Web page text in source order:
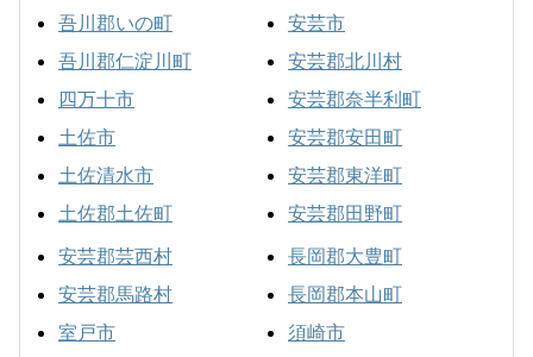
吾川郡いの町
吾川郡仁淀川町
四万十市
土佐市
土佐清水市
土佐郡土佐町
安芸市
安芸郡北川村
安芸郡奈半利町
安芸郡安田町
安芸郡東洋町
安芸郡田野町
安芸郡芸西村
安芸郡馬路村
室戸市
長岡郡大豊町
長岡郡本山町
須崎市